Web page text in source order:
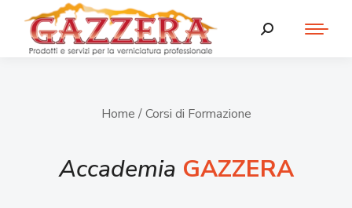
Home / Corsi di Formazione
Accademia GAZZERA